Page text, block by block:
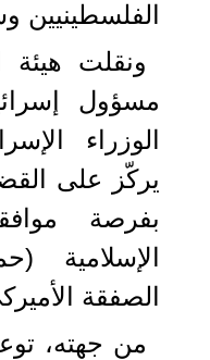
الفلسطينيين
ونقلت هيئة
مسؤول
الوزراء
يركّز على
بفرصة
الصفقة
من جهته،